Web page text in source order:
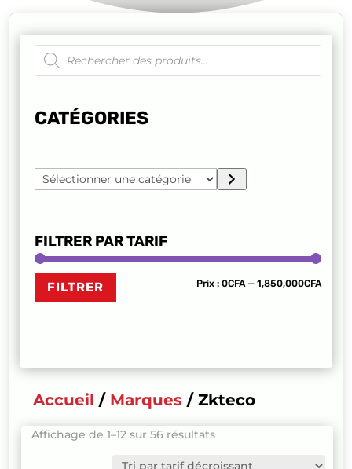
Recherche
de
produits
CATÉGORIES
Sélectionner
une
FILTRER PAR TARIF
Prix
Prix
FILTRER Prix : 0CFA— 1,850,000CFA
Accueil / Marques / Zkteco
Affichage de 1–12 sur 56 résultatsTrié